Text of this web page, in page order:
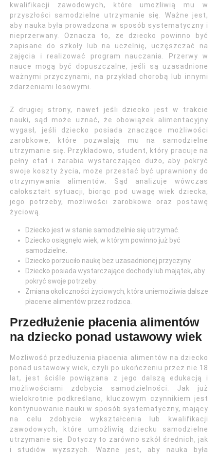
kwalifikacji zawodowych, które umożliwią mu w
przyszłości samodzielne utrzymanie się. Ważne jest,
aby nauka była prowadzona w sposób systematyczny i
nieprzerwany. Oznacza to, że dziecko powinno być
zapisane do szkoły lub na uczelnię, uczęszczać na
zajęcia i realizować program nauczania. Przerwy w
nauce mogą być dopuszczalne, jeśli są uzasadnione
ważnymi przyczynami, na przykład chorobą lub innymi
zdarzeniami losowymi.
Z drugiej strony, nawet jeśli dziecko jest w trakcie
nauki, sąd może uznać, że obowiązek alimentacyjny
wygasł, jeśli dziecko posiada znaczące możliwości
zarobkowe, które pozwalają mu na samodzielne
utrzymanie się. Przykładowo, student, który pracuje na
pełny etat i zarabia wystarczająco dużo, aby pokryć
swoje koszty życia, może przestać być uprawniony do
otrzymywania alimentów. Sąd analizuje wówczas
całokształt sytuacji, biorąc pod uwagę wiek dziecka,
jego potrzeby, możliwości zarobkowe oraz postawę
życiową.
Dziecko jest w stanie samodzielnie się utrzymać.
Dziecko osiągnęło wiek, w którym powinno już być
samodzielne.
Dziecko porzuciło naukę bez uzasadnionej przyczyny.
Dziecko posiada wystarczające dochody lub majątek, aby
pokryć swoje potrzeby.
Zmiana okoliczności życiowych, która uniemożliwia dalsze
płacenie alimentów przez rodzica.
Przedłużenie płacenia alimentów
na dziecko ponad ustawowy wiek
Możliwość przedłużenia płacenia alimentów na dziecko
ponad ustawowy wiek, czyli po ukończeniu przez nie 18
lat, jest ściśle powiązana z jego dalszą edukacją i
możliwościami zdobycia samodzielności. Jak już
wielokrotnie podkreślano, kluczowym czynnikiem jest
kontynuowanie nauki w sposób systematyczny, mający
na celu zdobycie wykształcenia lub kwalifikacji
zawodowych, które umożliwią dziecku samodzielne
utrzymanie się. Dotyczy to zarówno szkół średnich, jak
i studiów wyższych. Ważne jest, aby nauka była